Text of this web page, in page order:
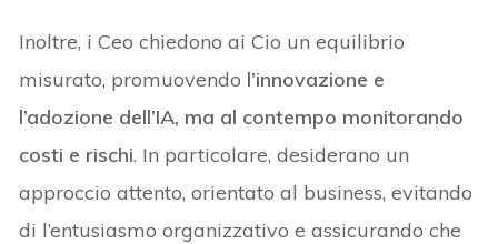
Inoltre, i Ceo chiedono ai Cio un equilibrio
misurato, promuovendo l’innovazione e
l’adozione dell’IA, ma al contempo monitorando
costi e rischi. In particolare, desiderano un
approccio attento, orientato al business, evitando
di l’entusiasmo organizzativo e assicurando che